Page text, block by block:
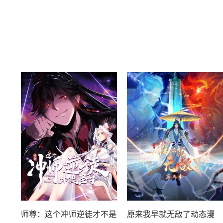
师尊：这个冲师逆徒才不是圣子动态漫原来我早就无敌了动态漫